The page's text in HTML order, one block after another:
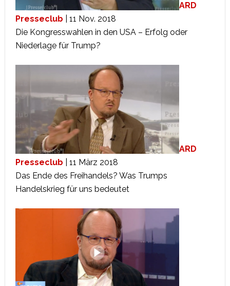
ARD
Presseclub | 11 Nov. 2018
Die Kongresswahlen in den USA – Erfolg oder
Niederlage für Trump?
ARD
Presseclub | 11 März 2018
Das Ende des Freihandels? Was Trumps
Handelskrieg für uns bedeutet